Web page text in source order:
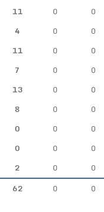
11 0
0
4 0
0
11 0
0
7 0
0
13 0
0
8 0
0
0 0
0
0 0
0
2 0
0
62 0 0